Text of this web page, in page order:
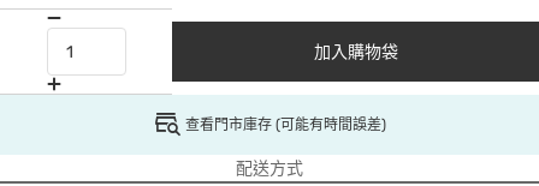
加入購物袋
查看門市庫存 (可能有時間誤差)
配送方式